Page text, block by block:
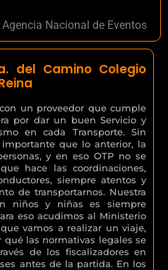
Nacional de Eventos
del Camino Colegio
un proveedor que cumple
por dar un buen Servicio y
en cada Transporte. Sin
que lo anterior, la
y en eso OTP no se
hace las coordinaciones,
siempre atentos y
de transportarnos. Nuestra
niños y niñas es siempre
eso acudimos al Ministerio
vamos a realizar un viaje,
qué las normativas legales se
de los fiscalizadores en
antes de la partida. En los